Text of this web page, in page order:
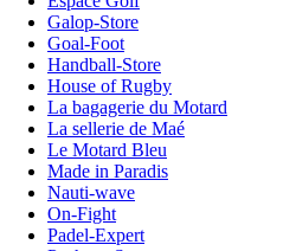
Galop-Store
Goal-Foot
Handball-Store
House of Rugby
La bagagerie du Motard
La sellerie de Maé
Le Motard Bleu
Made in Paradis
Nauti-wave
On-Fight
Padel-Expert